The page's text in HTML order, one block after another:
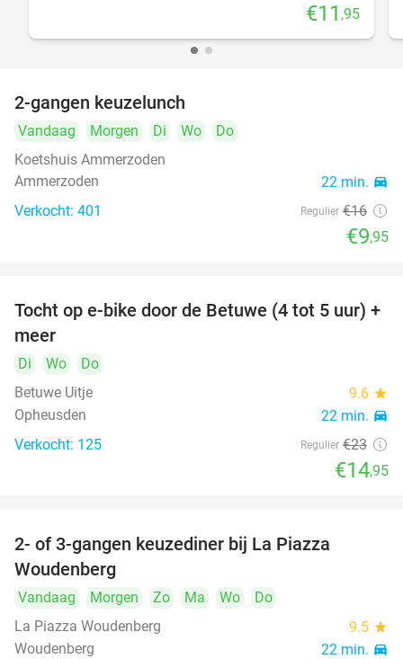
€11 ,95
2-gangen keuzelunch
Vandaag Morgen Di Wo
Do
Koetshuis Ammerzoden
Ammerzoden
22 min. directions_car
Verkocht: 401 Regulier €16
€9,95
35%
Tocht op e-bike door de Betuwe (4 tot 5 uur) +
meer
Di Wo
Do
Betuwe Uitje
9.6 star
Opheusden 22 min. directions_car
Verkocht: 125 Regulier €23
€14,95
2- of 3-gangen keuzediner bij La Piazza
Woudenberg
Vandaag Morgen Zo Ma Wo
Do
La Piazza Woudenberg
9.5 star
Woudenberg 22 min. directions_car